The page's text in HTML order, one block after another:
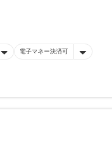
電子マネー決済可